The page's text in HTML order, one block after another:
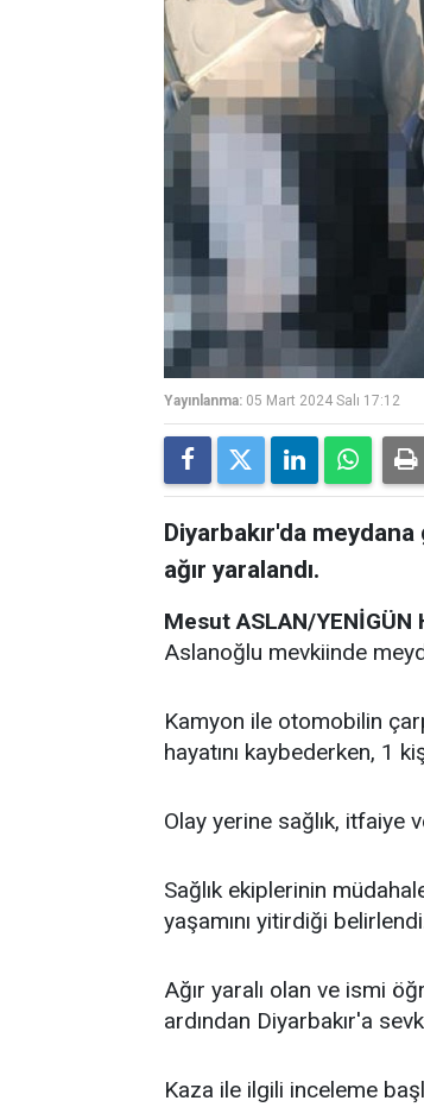
Yayınlanma: 05 Mart 2024 Salı 17:12
Diyarbakır'da
ağır yaralandı.
Mesut ASLAN/YENİGÜN
Aslanoğlu mevkiinde
Kamyon ile otomobilin
hayatını kaybederken, 1
Olay yerine sağlık, itfaiye
Sağlık ekiplerinin
yaşamını yitirdiği
Ağır yaralı olan ve ismi
ardından Diyarbakır'a
Kaza ile ilgili inceleme